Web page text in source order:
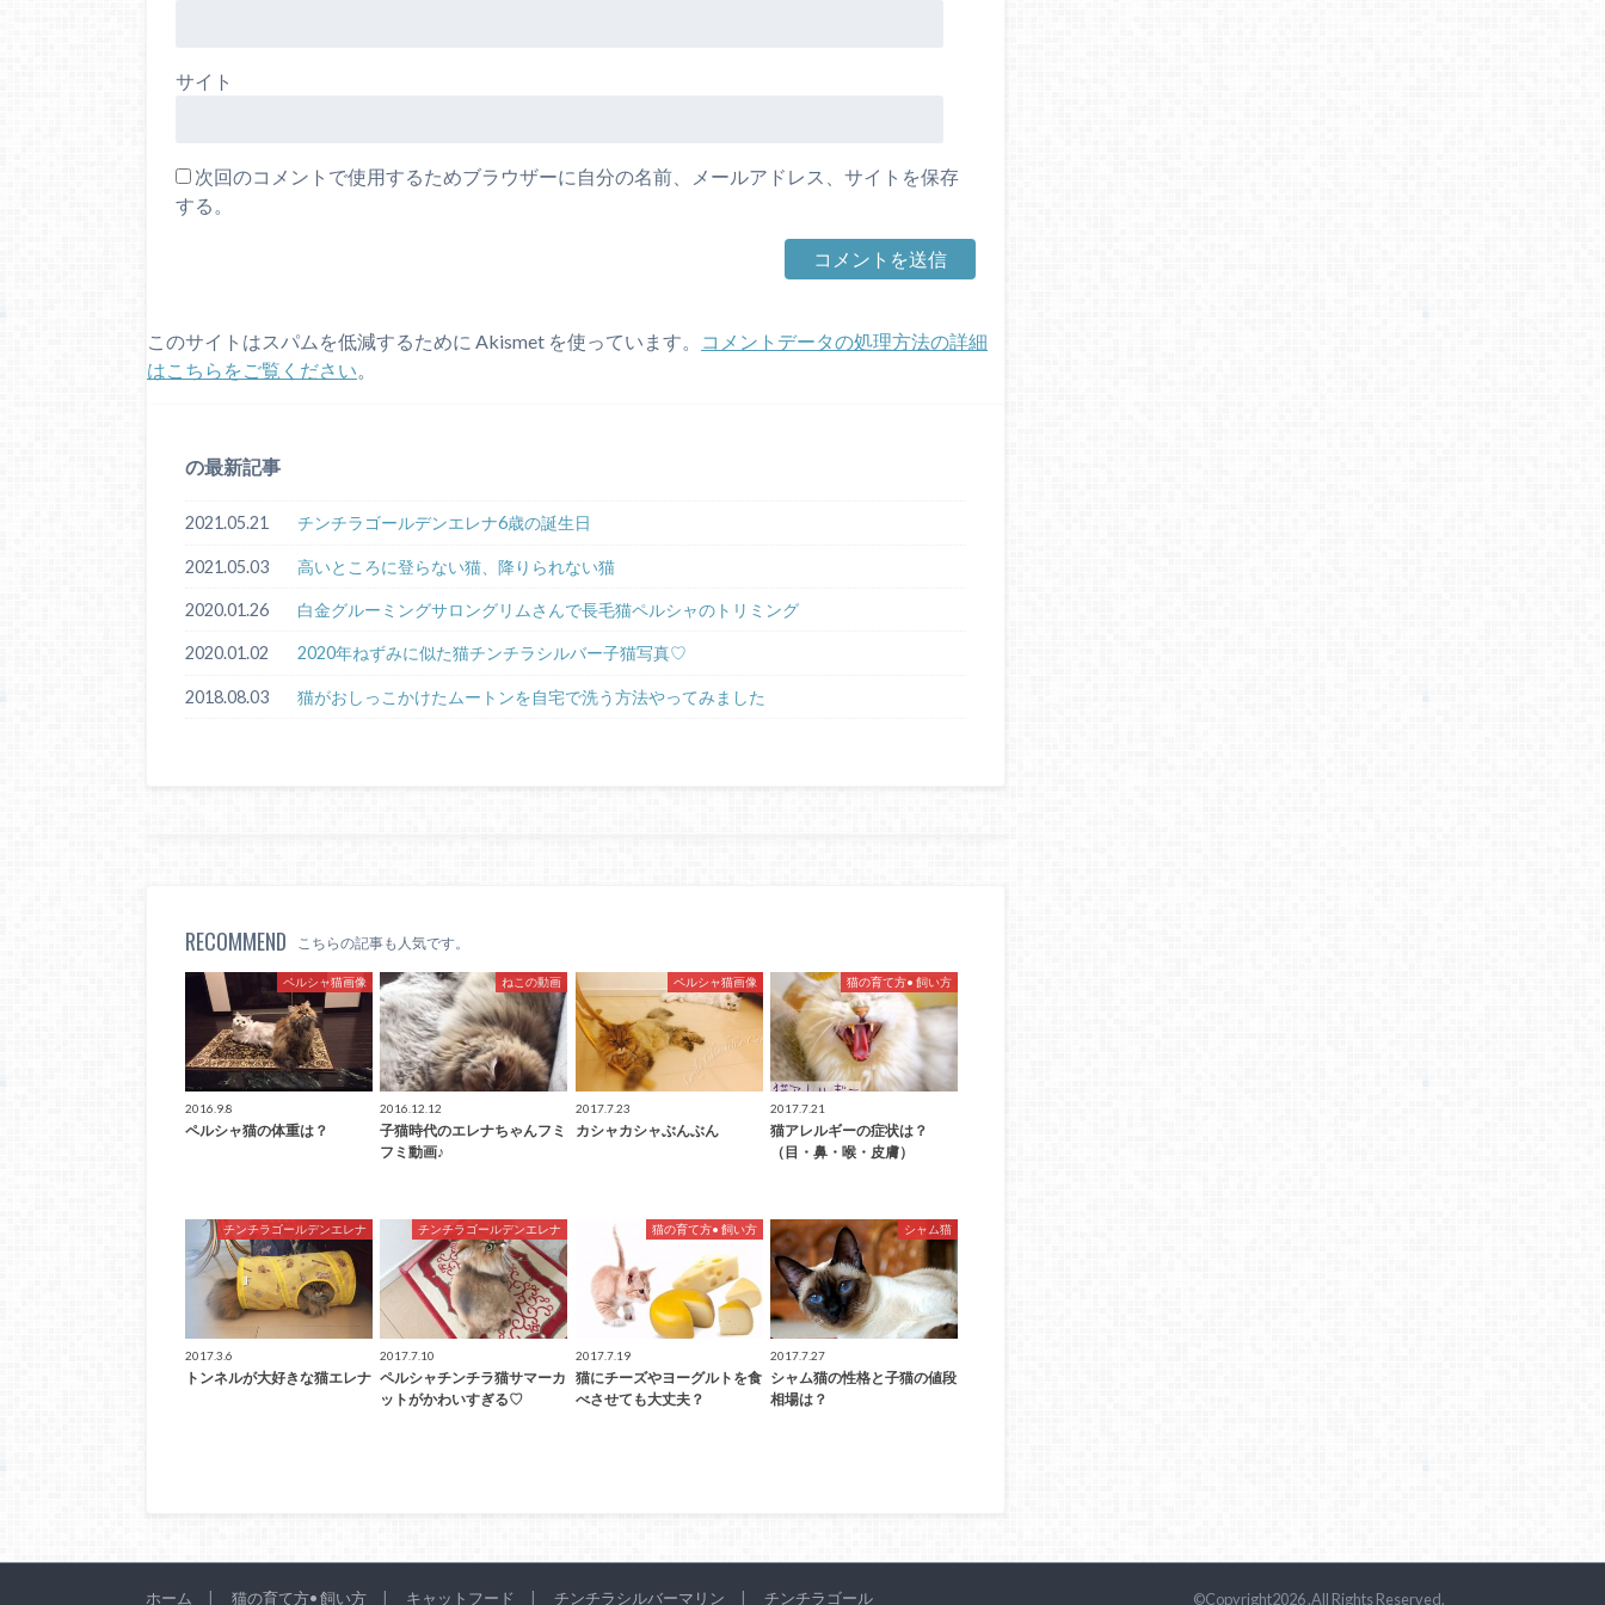
サイト
次回のコメントで使用するためブラウザーに自分の名前、メールアドレス、サイトを保存
する。
このサイトはスパムを低減するために Akismet を使っています。
コメントデータの処理方法の詳細
はこちらをご覧ください。
の最新記事
2021.05.21 チンチラゴールデンエレナ6歳の誕生日
2021.05.03 高いところに登らない猫、降りられない猫
2020.01.26 白金グルーミングサロングリムさんで長毛猫ペルシャのトリミング
2020.01.02 2020年ねずみに似た猫チンチラシルバー子猫写真♡
2018.08.03 猫がおしっこかけたムートンを自宅で洗う方法やってみました
RECOMMEND こちらの記事も人気です。
ペルシャ猫画像
2016.9.8
ペルシャ猫の体重は？
ねこの動画
2016.12.12
子猫時代のエレナちゃんフミ
フミ動画♪
ペルシャ猫画像
2017.7.23
カシャカシャぶんぶん
猫の育て方• 飼い方
2017.7.21
猫アレルギーの症状は？
（目・鼻・喉・皮膚）
チンチラゴールデンエレナ
2017.3.6
トンネルが大好きな猫エレナ
チンチラゴールデンエレナ
2017.7.10
ペルシャチンチラ猫サマーカ
ットがかわいすぎる♡
猫の育て方• 飼い方
2017.7.19
猫にチーズやヨーグルトを食
べさせても大丈夫？
シャム猫
2017.7.27
シャム猫の性格と子猫の値段
相場は？
ホーム 猫の育て方• 飼い方 キャットフード チンチラシルバーマリン チンチラゴール ©Copyright2026.All Rights Reserved.